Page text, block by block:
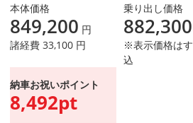
本体価格
849,200 円
乗り出し価格
882,300
諸経費 33,100 円
※表示価格は
込
納車お祝いポイント
8,492pt